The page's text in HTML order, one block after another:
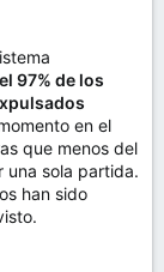
el 97% de los
en el
que menos del
una sola partida.
han sido